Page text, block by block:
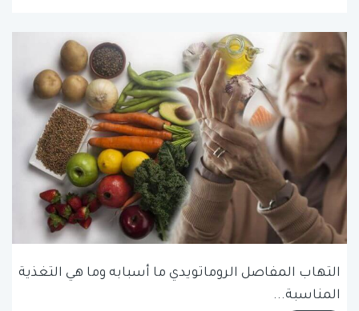
التهاب المفاصل الروماتويدي ما أسبابه وما هي التغذية
المناسبة...